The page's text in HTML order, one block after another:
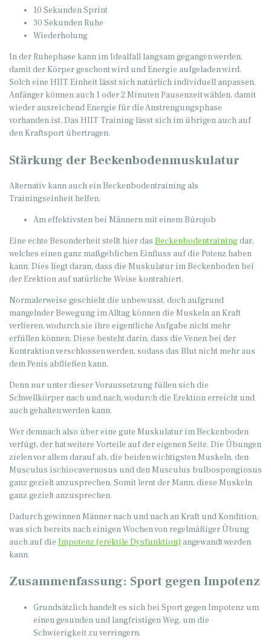
10 Sekunden Sprint
30 Sekunden Ruhe
Wiederholung
In der Ruhephase kann im Idealfall langsam gegangen werden,
damit der Körper geschont wird und Energie aufgeladen wird.
Solch eine HIIT Einheit lässt sich natürlich individuell anpassen.
Anfänger können auch 1 oder 2 Minuten Pausenzeit wählen, damit
wieder ausreichend Energie für die Anstrengungsphase
vorhanden ist. Das HIIT Training lässt sich im übrigen auch auf
den Kraftsport übertragen.
Stärkung der Beckenbodenmuskulatur
Alternativ kann auch ein Beckenbodentraining als
Trainingseinheit helfen.
Am effektivsten bei Männern mit einem Bürojob
Eine echte Besonderheit stellt hier das Beckenbodentrainingdar,
welches einen ganz maßgeblichen Einfluss auf die Potenz haben
kann. Dies liegt daran, dass die Muskulatur im Beckenboden bei
der Erektion auf natürliche Weise kontrahiert.
Normalerweise geschieht die unbewusst, doch aufgrund
mangelnder Bewegung im Alltag können die Muskeln an Kraft
verlieren, wodurch sie ihre eigentliche Aufgabe nicht mehr
erfüllen können. Diese besteht darin, dass die Venen bei der
Kontraktion verschlossen werden, sodass das Blut nicht mehr aus
dem Penis abfließen kann.
Denn nur unter dieser Voraussetzung füllen sich die
Schwellkörper nach und nach, wodurch die Erektion erreicht und
auch gehalten werden kann.
Wer demnach also über eine gute Muskulatur im Beckenboden
verfügt, der hat weitere Vorteile auf der eigenen Seite. Die Übungen
zielen vor allem darauf ab, die beiden wichtigsten Muskeln, den
Musculus ischiocavernosus und den Musculus bulbospongiosus
ganz gezielt anzusprechen. Somit lernt der Mann, diese Muskeln
ganz gezielt anzusprechen.
Dadurch gewinnen Männer nach und nach an Kraft und Kondition,
was sich bereits nach einigen Wochen von regelmäßiger Übung
auch auf die Impotenz (erektile Dysfunktion) angewandt werden
kann.
Zusammenfassung: Sport gegen Impotenz
Grundsätzlich handelt es sich bei Sport gegen Impotenz um
einen gesunden und langfristigen Weg, um die
Schwierigkeit zu verringern.